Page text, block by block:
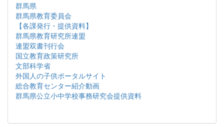
群馬県
群馬県教育委員会
【各課発行・提供資料】
群馬県教育研究所連盟
連盟双書刊行会
国立教育政策研究所
文部科学省
外国人の子供ポータルサイト
総合教育センター紹介動画
群馬県公立小中学校事務研究会提供資料